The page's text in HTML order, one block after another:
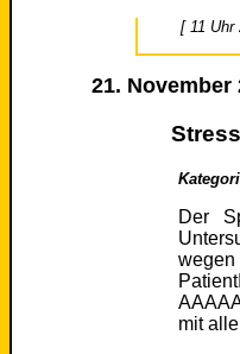
[ 11
21. November
Der
mit